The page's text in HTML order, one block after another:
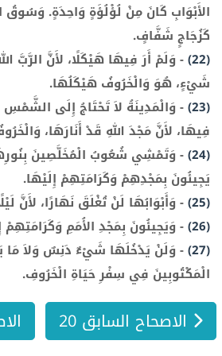
الأَبْوَابِ كَانَ مِنْ لُؤْلُؤَةٍ وَاحِدَةٍ.
كَزُجَاجٍ شَفَّافٍ.
(22)
- وَلَمْ أَرَ فِيهَا هَيْكَلًا، لأَنَّ الرَّبَّ
شَيْءٍ، هُوَ وَالْخَرُوفُ هَيْكَلُهَا.
(23)
- وَالْمَدِينَةُ لاَ تَحْتَاجُ إِلَى الشَّمْسِ
فِيهَا، لأَنَّ مَجْدَ اللهِ قَدْ أَنَارَهَا،
(24)
- وَتَمْشِي شُعُوبُ الْمُخَلَّصِينَ
يَجِيئُونَ بِمَجْدِهِمْ وَكَرَامَتِهِمْ إِلَيْهَا.
(25)
- وَأَبْوَابُهَا لَنْ تُغْلَقَ نَهَارًا، لأَنَّ
(26)
- وَيَجِيئُونَ بِمَجْدِ الأُمَمِ وَكَرَامَتِهِمْ
(27)
- وَلَنْ يَدْخُلَهَا شَيْءٌ دَنِسٌ وَلاَ مَا
الْمَكْتُوبِينَ فِي سِفْرِ حَيَاةِ الْخَرُوفِ.
الاصحاح السابق 20